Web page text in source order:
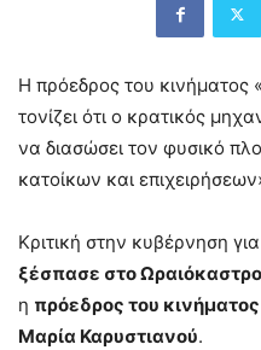
Η πρόεδρος του κινήματος
τονίζει ότι ο κρατικός
να διασώσει τον φυσικό
κατοίκων και
Κριτική στην κυβέρνηση
ξέσπασε στο
η πρόεδρος του
Μαρία Καρυστιανού.